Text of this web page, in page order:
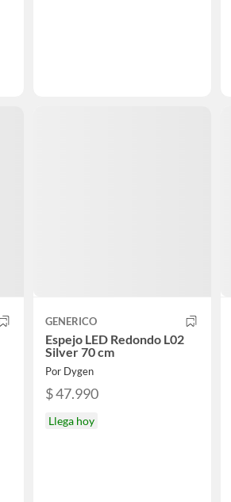
GENERICO
Espejo LED Redondo L02
Silver 70 cm
Por Dygen
$ 47.990
Llega hoy